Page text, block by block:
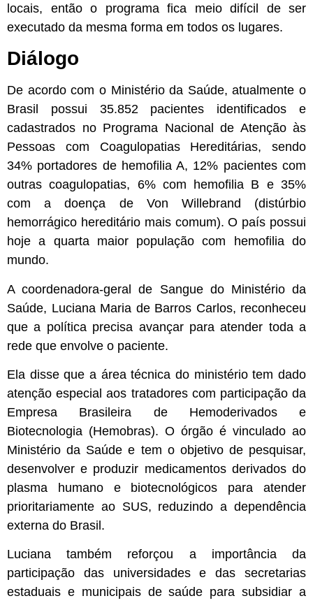
locais, então o programa fica meio difícil de ser
executado da mesma forma em todos os lugares.
Diálogo
De acordo com o Ministério da Saúde, atualmente o
Brasil possui 35.852 pacientes identificados e
cadastrados no Programa Nacional de Atenção às
Pessoas com Coagulopatias Hereditárias, sendo
34% portadores de hemofilia A, 12% pacientes com
outras coagulopatias, 6% com hemofilia B e 35%
com a doença de Von Willebrand (distúrbio
hemorrágico hereditário mais comum). O país possui
hoje a quarta maior população com hemofilia do
mundo.
A coordenadora-geral de Sangue do Ministério da
Saúde, Luciana Maria de Barros Carlos, reconheceu
que a política precisa avançar para atender toda a
rede que envolve o paciente.
Ela disse que a área técnica do ministério tem dado
atenção especial aos tratadores com participação da
Empresa Brasileira de Hemoderivados e
Biotecnologia (Hemobras). O órgão é vinculado ao
Ministério da Saúde e tem o objetivo de pesquisar,
desenvolver e produzir medicamentos derivados do
plasma humano e biotecnológicos para atender
prioritariamente ao SUS, reduzindo a dependência
externa do Brasil.
Luciana também reforçou a importância da
participação das universidades e das secretarias
estaduais e municipais de saúde para subsidiar a